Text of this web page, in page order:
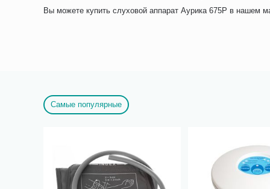
Вы можете купить слуховой аппарат Аурика 675P в нашем
Самые популярные